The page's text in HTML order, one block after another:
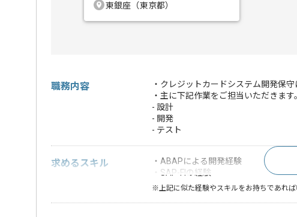
東銀座（東京都）
職務内容
・クレジットカードシステム開発保守
・主に下記作業をご担当いただきます。
- 設計
- 開発
- テスト
求めるスキル
・ABAPによる開発経験
・SAP-FIの経験
※上記に似た経験やスキルをお持ちであれ